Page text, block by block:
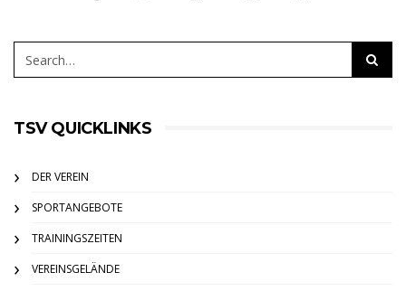
TSV QUICKLINKS
DER VEREIN
SPORTANGEBOTE
TRAININGSZEITEN
VEREINSGELÄNDE